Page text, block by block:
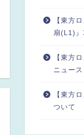
【東方
扇(L1)』
【東方
ニュー
【東方
ついて